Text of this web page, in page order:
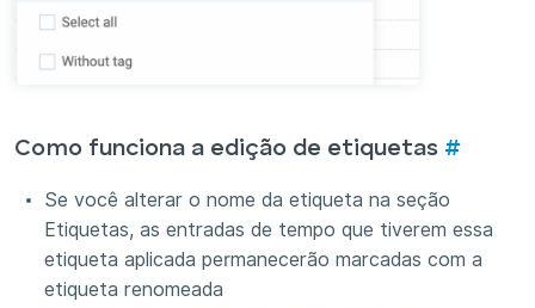
Como funciona a edição de etiquetas #
Se você alterar o nome da etiqueta na seção
Etiquetas, as entradas de tempo que tiverem essa
etiqueta aplicada permanecerão marcadas com a
etiqueta renomeada